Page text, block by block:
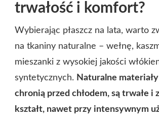
trwałość i komfort?
Wybierając płaszcz na lata, warto
na tkaniny naturalne – wełnę,
mieszanki z wysokiej jakości
syntetycznych. Naturalne
chronią przed chłodem, są trwałe i
kształt, nawet przy intensywnym